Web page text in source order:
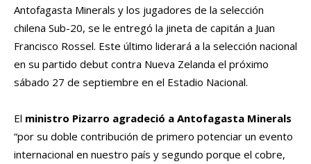
Antofagasta Minerals y los jugadores de la selección
chilena Sub-20, se le entregó la jineta de capitán a Juan
Francisco Rossel. Este último liderará a la selección nacional
en su partido debut contra Nueva Zelanda el próximo
sábado 27 de septiembre en el Estadio Nacional.
El ministro Pizarro agradeció a Antofagasta Minerals
“por su doble contribución de primero potenciar un evento
internacional en nuestro país y segundo porque el cobre,